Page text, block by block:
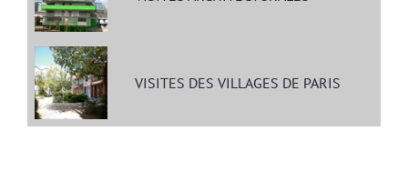
VISITES DES VILLAGES DE PARIS